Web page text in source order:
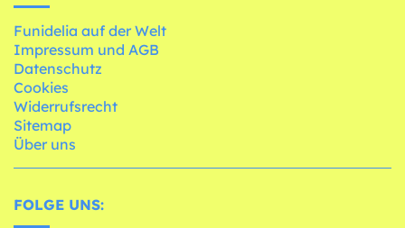
Funidelia auf der Welt
Impressum und AGB
Datenschutz
Cookies
Widerrufsrecht
Sitemap
Über uns
FOLGE UNS: